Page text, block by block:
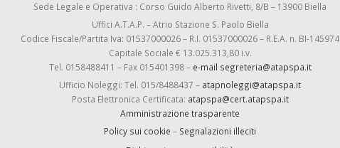
Sede Legale e Operativa : Corso Guido Alberto Rivetti, 8/B – 13900 Biella
Uffici A.T.A.P. – Atrio Stazione S. Paolo Biella
Codice Fiscale/Partita Iva: 01537000026 – R.I. 01537000026 – R.E.A. n. BI-145974
Capitale Sociale € 13.025.313,80 i.v.
Tel. 0158488411 – Fax 015401398 – e-mail segreteria@atapspa.it
Ufficio Noleggi: Tel. 015/8488437 – atapnoleggi@atapspa.it
Posta Elettronica Certificata: atapspa@cert.atapspa.it
Amministrazione trasparente
Policy sui cookie – Segnalazioni illeciti